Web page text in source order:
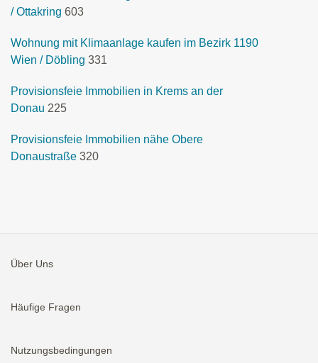
/ Ottakring 603
Wohnung mit Klimaanlage kaufen im Bezirk 1190
Wien / Döbling 331
Provisionsfeie Immobilien in Krems an der
Donau 225
Provisionsfeie Immobilien nähe Obere
Donaustraße 320
Über Uns
Häufige Fragen
Nutzungsbedingungen